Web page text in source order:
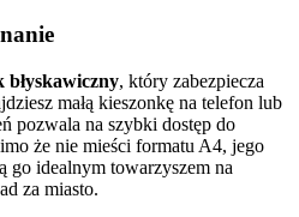
błyskawiczny, który zabezpiecza
małą kieszonkę na telefon lub
pozwala na szybki dostęp do
że nie mieści formatu A4, jego
go idealnym towarzyszem na
za miasto.